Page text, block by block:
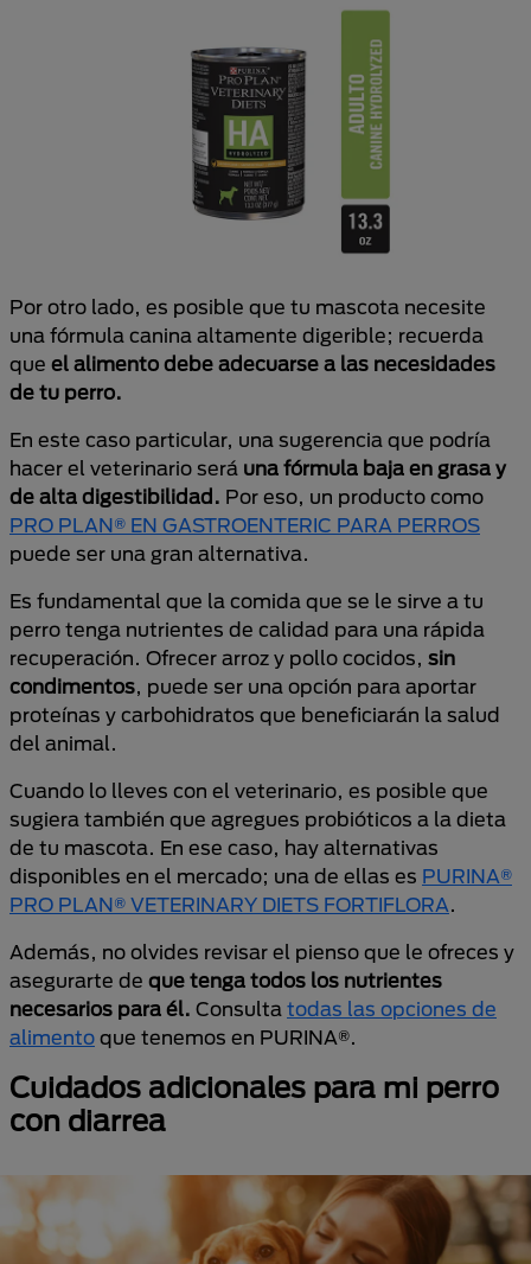
Por otro lado, es posible que tu mascota necesite
una fórmula canina altamente digerible; recuerda
que el alimento debe adecuarse a las necesidades
de tu perro.
En este caso particular, una sugerencia que podría
hacer el veterinario será una fórmula baja en grasa y
de alta digestibilidad. Por eso, un producto como
PRO PLAN® EN GASTROENTERIC PARA PERROS
puede ser una gran alternativa.
Es fundamental que la comida que se le sirve a tu
perro tenga nutrientes de calidad para una rápida
recuperación. Ofrecer arroz y pollo cocidos, sin
condimentos, puede ser una opción para aportar
proteínas y carbohidratos que beneficiarán la salud
del animal.
Cuando lo lleves con el veterinario, es posible que
sugiera también que agregues probióticos a la dieta
de tu mascota. En ese caso, hay alternativas
disponibles en el mercado; una de ellas es PURINA®
PRO PLAN® VETERINARY DIETS FORTIFLORA.
Además, no olvides revisar el pienso que le ofreces y
asegurarte de que tenga todos los nutrientes
necesarios para él. Consulta todas las opciones de
alimento que tenemos en PURINA®.
Cuidados adicionales para mi perro
con diarrea